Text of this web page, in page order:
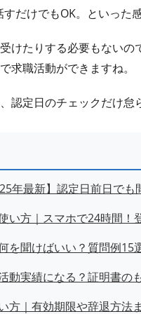
だけでもOK。といった感
けたりする必要もない
求職活動ができますね。
認定日のチェックだけ怠
年最新】認定日前日でも
い方｜スマホで24時間！
を聞けばいい？質問例15
動実績になる？証明書の
方｜有効期限や辞退方法